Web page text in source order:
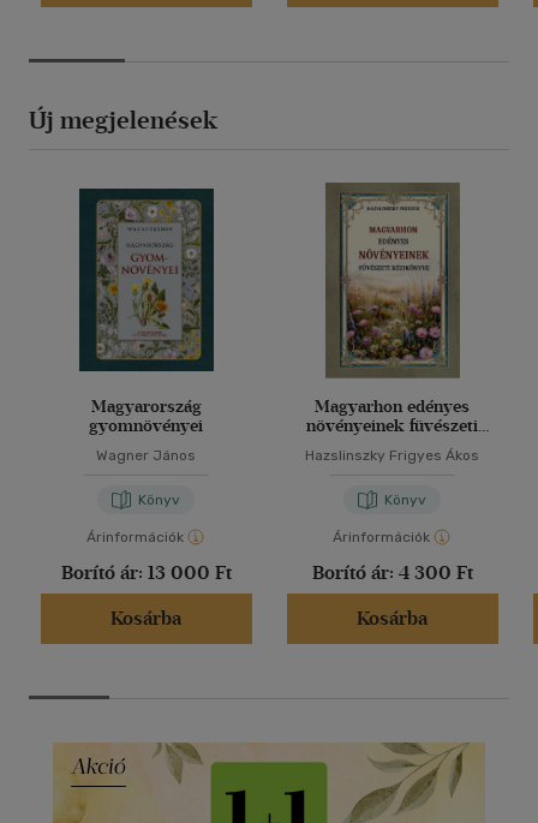
Új megjelenések
Magyarország
gyomnövényei
Wagner János
Könyv
Árinformációk
Borító ár: 13 000 Ft
Kosárba
Magyarhon edényes
növényeinek füvészeti
Hazslinszky Frigyes Ákos
Könyv
Árinformációk
Borító ár: 4 300 Ft
Kosárba